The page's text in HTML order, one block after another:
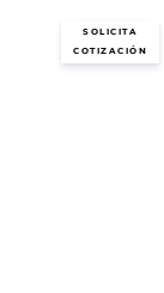
SOLICITA
COTIZACIÓN